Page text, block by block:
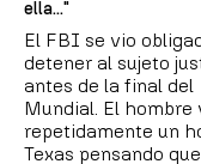
ella..."
El FBI se vio
detener al sujeto
antes de la final del
Mundial. El hombre
repetidamente un
Texas pensando